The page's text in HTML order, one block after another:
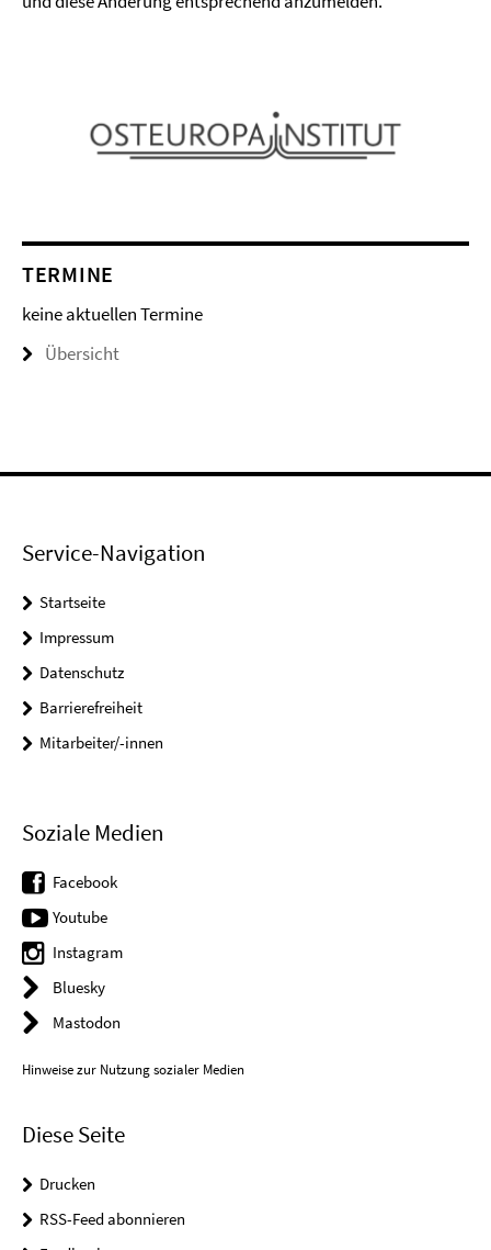
TERMINE
keine aktuellen Termine
Übersicht
Service-Navigation
Startseite
Impressum
Datenschutz
Barrierefreiheit
Mitarbeiter/-innen
Soziale Medien
Facebook
Youtube
Instagram
Bluesky
Mastodon
Hinweise zur Nutzung sozialer Medien
Diese Seite
Drucken
RSS-Feed abonnieren